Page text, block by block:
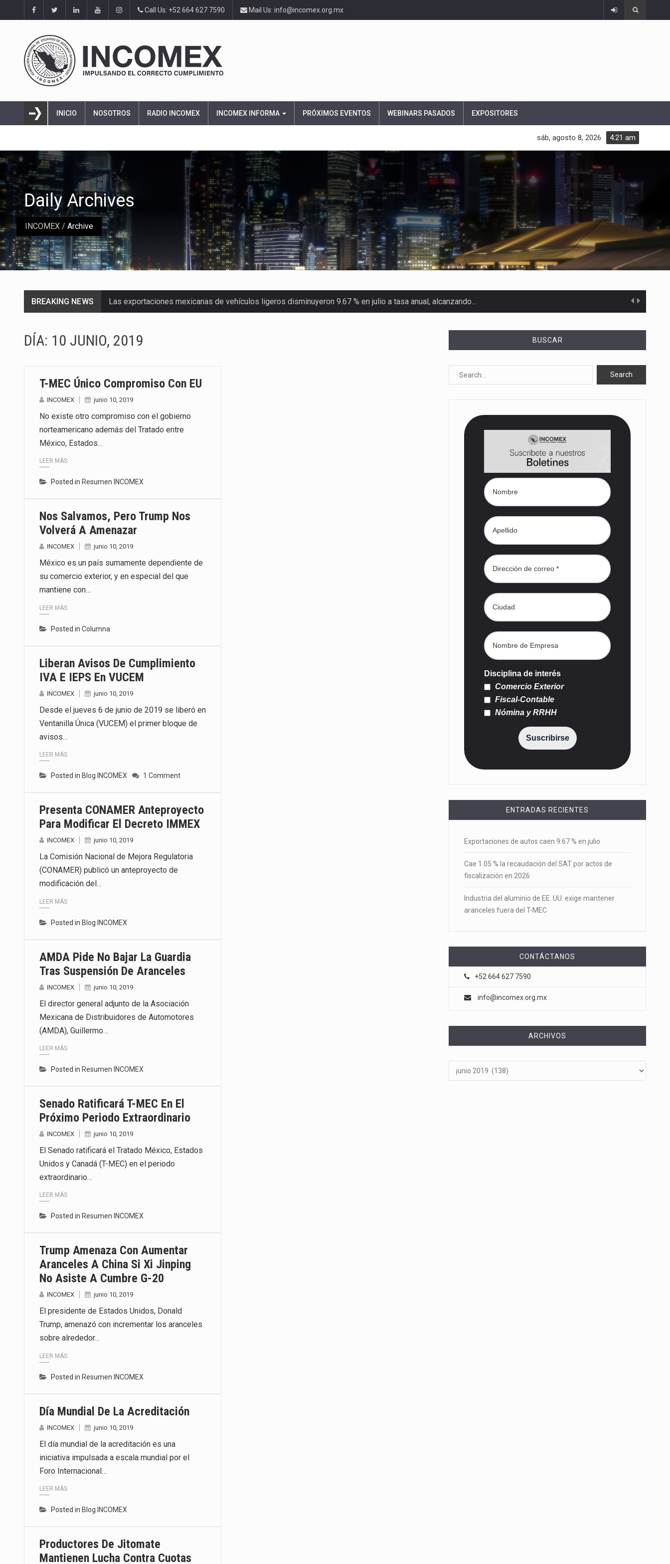
Call Us: +52 664 627 7590 Mail Us: info@incomex.org.mx
INICIO NOSOTROS RADIO INCOMEX INCOMEX INFORMA PRÓXIMOS EVENTOS WEBINARS PASADOS EXPOSITORES
4:21 am
sáb, agosto 8, 2026
INCOMEX / Archive
Daily Archives
BREAKING NEWS Las exportaciones mexicanas de vehículos ligeros disminuyeron 9.67 % en julio a tasa anual, alcanzando…
La Coalition for a Prosperous America (CPA) solicitó al gobierno de Estados Unidos mantener e…
Ante la suspensión temporal de las inspecciones sanitarias del Departamento de Agricultura de Estados Unidos…
Los créditos fiscales determinados a empresas IMMEX rara vez nacen de una interpretación equivocada de…
El gobierno de Estados Unidos anunciará un arancel del 15 % sobre los productos fabricados…
DÍA: 10 JUNIO, 2019
T-MEC Único Compromiso Con EU
INCOMEX junio 10, 2019
No existe otro compromiso con el gobierno
norteamericano además del Tratado entre
México, Estados…
LEER MÁS
Posted in Resumen INCOMEX
Nos Salvamos, Pero Trump Nos
Volverá A Amenazar
INCOMEX junio 10, 2019
México es un país sumamente dependiente de
su comercio exterior, y en especial del que
mantiene con…
LEER MÁS
Posted in Columna
Liberan Avisos De Cumplimiento
IVA E IEPS En VUCEM
INCOMEX junio 10, 2019
Desde el jueves 6 de junio de 2019 se liberó en
Ventanilla Única (VUCEM) el primer bloque de
avisos…
LEER MÁS
Posted in Blog INCOMEX 1 Comment
Presenta CONAMER Anteproyecto
Para Modificar El Decreto IMMEX
INCOMEX junio 10, 2019
La Comisión Nacional de Mejora Regulatoria
(CONAMER) publicó un anteproyecto de
modificación del…
LEER MÁS
Posted in Blog INCOMEX
AMDA Pide No Bajar La Guardia
Tras Suspensión De Aranceles
INCOMEX junio 10, 2019
El director general adjunto de la Asociación
Mexicana de Distribuidores de Automotores
(AMDA), Guillermo…
LEER MÁS
Posted in Resumen INCOMEX
Senado Ratificará T-MEC En El
Próximo Periodo Extraordinario
INCOMEX junio 10, 2019
El Senado ratificará el Tratado México, Estados
Unidos y Canadá (T-MEC) en el periodo
extraordinario…
LEER MÁS
Posted in Resumen INCOMEX
Trump Amenaza Con Aumentar
Aranceles A China Si Xi Jinping
No Asiste A Cumbre G-20
INCOMEX junio 10, 2019
El presidente de Estados Unidos, Donald
Trump, amenazó con incrementar los aranceles
sobre alrededor…
LEER MÁS
Posted in Resumen INCOMEX
Día Mundial De La Acreditación
INCOMEX junio 10, 2019
El día mundial de la acreditación es una
iniciativa impulsada a escala mundial por el
Foro Internacional…
LEER MÁS
Posted in Blog INCOMEX
Productores De Jitomate
Mantienen Lucha Contra Cuotas
BUSCAR
Disciplina de interés
Comercio Exterior
Fiscal-Contable
Nómina y RRHH
Suscribirse
ENTRADAS RECIENTES
Exportaciones de autos caen 9.67 % en julio
Cae 1.05 % la recaudación del SAT por actos de
fiscalización en 2026
Industria del aluminio de EE. UU. exige mantener
aranceles fuera del T-MEC
CONTÁCTANOS
+52 664 627 7590
info@incomex.org.mx
ARCHIVOS